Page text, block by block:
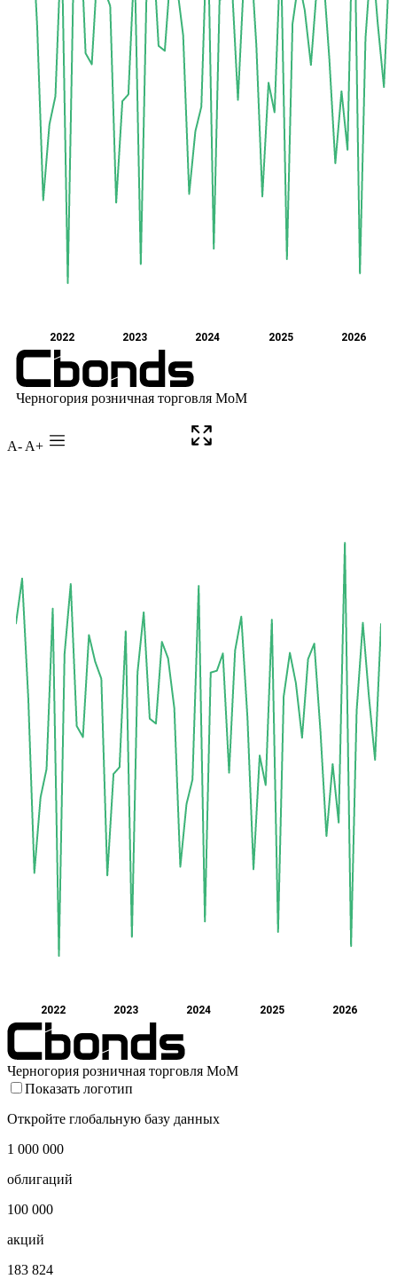
A- A+
2022 2023 2024 2025 2026
Черногория розничная торговля MoM
Показать логотип
Откройте глобальную базу данных
1 000 000
облигаций
100 000
акций
183 824